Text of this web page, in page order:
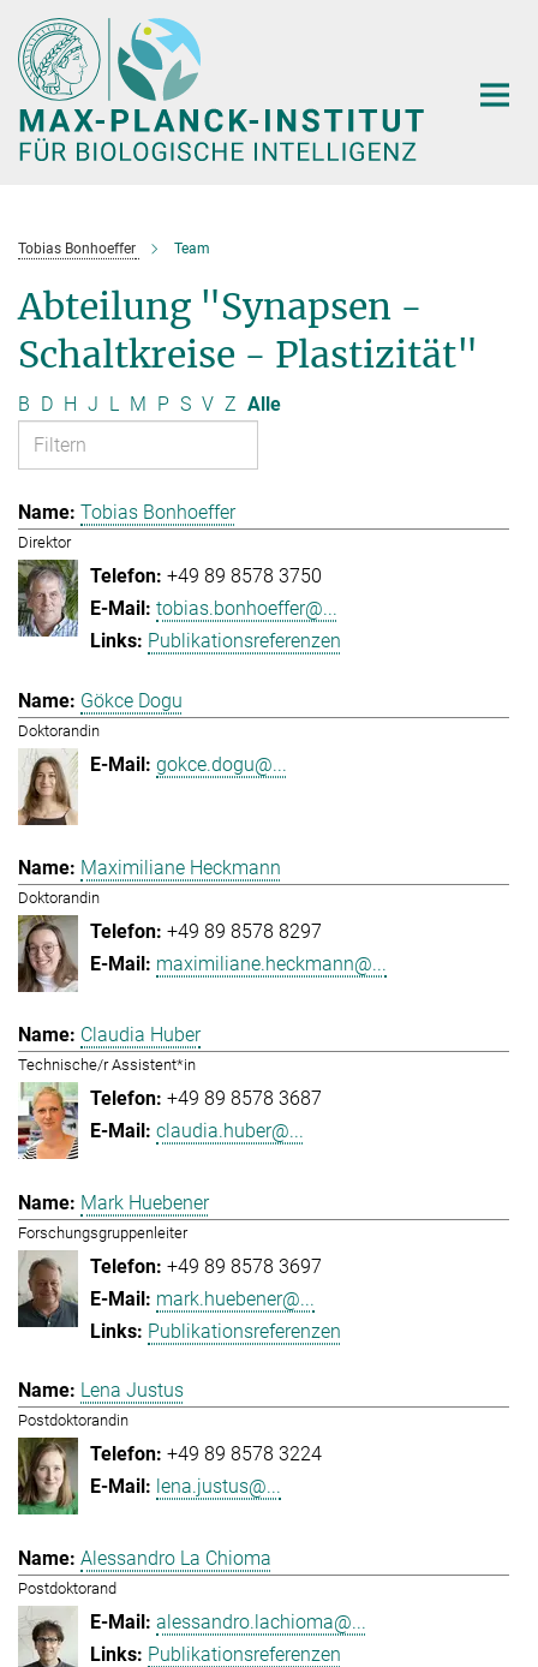
Hauptinhalt
Tobias Bonhoeffer Team
Abteilung "Synapsen -
Schaltkreise - Plastizität"
B D H J L M P S V Z Alle
Tobias Bonhoeffer
Direktor
+49 89 8578 3750
tobias.bonhoeffer@...
Publikationsreferenzen
Gökce Dogu
Doktorandin
gokce.dogu@...
Maximiliane Heckmann
Doktorandin
+49 89 8578 8297
maximiliane.heckmann@...
Claudia Huber
Technische/r Assistent*in
+49 89 8578 3687
claudia.huber@...
Mark Huebener
Forschungsgruppenleiter
+49 89 8578 3697
mark.huebener@...
Publikationsreferenzen
Lena Justus
Postdoktorandin
+49 89 8578 3224
lena.justus@...
Alessandro La Chioma
Postdoktorand
alessandro.lachioma@...
Publikationsreferenzen